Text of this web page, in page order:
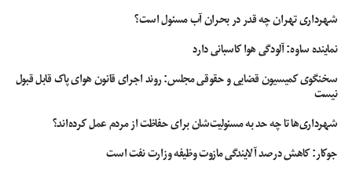
شهرداری تهران چه قدر در بحران آب مسئول است؟
نماینده ساوه: آلودگی هوا کاسبانی دارد
سخنگوی کمیسیون قضایی و حقوقی مجلس: روند اجرای قانون هوای پاک قابل قبول
نیست
شهرداری‌ها تا چه حد به مسئولیت‌شان برای حفاظت از مردم عمل کرده‌اند؟
جوکار: کاهش درصد آلایندگی مازوت وظیفه وزارت نفت است